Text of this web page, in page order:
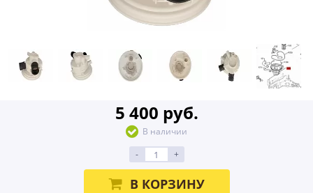
5 400 руб.
В наличии
-
+
В КОРЗИНУ